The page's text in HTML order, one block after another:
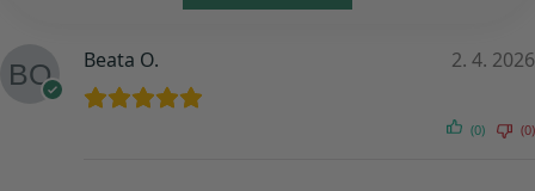
Beata O. 2. 4. 2026
(0) (0)